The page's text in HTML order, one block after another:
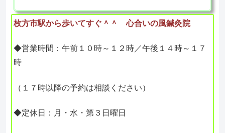
枚方市駅から歩いてすぐ＾＾ 心合いの風鍼灸院
◆営業時間：午前１０時～１２時／午後１４時～１７
時
（１７時以降の予約は相談ください）
◆定休日：月・水・第３日曜日